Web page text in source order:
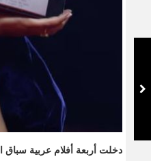
دخلت أربعة أفلام عربية